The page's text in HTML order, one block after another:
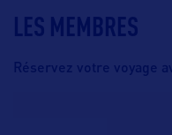
LES MEMBRES
Réservez votre voyage